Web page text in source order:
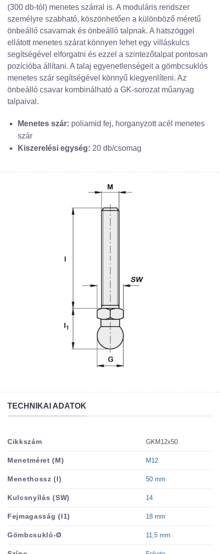
(300 db-tól) menetes szárral is. A moduláris rendszer
személyre szabható, köszönhetően a különböző méretű
önbeálló csavarnak és önbeálló talpnak. A hatszöggel
ellátott menetes szárat könnyen lehet egy villáskulcs
segítségével elforgatni és ezzel a szintezőtalpat pontosan
pozícióba állítani. A talaj egyenetlenségeit a gömbcsuklós
menetes szár segítségével könnyű kiegyenlíteni. Az
önbeálló csavar kombinálható a GK-sorozat műanyag
talpaival.
Menetes szár: poliamid fej, horganyzott acél menetes
szár
Kiszerelési egység: 20 db/csomag
TECHNIKAI ADATOK
Cikkszám GKM12x50
Menetméret (M) M12
Menethossz (I) 50 mm
Kulcsnyílás (SW) 14
Fejmagasság (I1) 18 mm
Gömbcsukló-Ø 11,5 mm